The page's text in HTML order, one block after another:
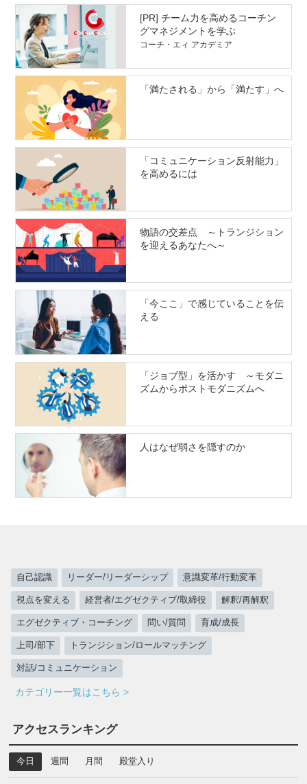
[PR] チーム力を高めるコーチン
グマネジメントを学ぶ
コーチ・エィ アカデミア
「満たされる」から「満たす」へ
「コミュニケーション反射能力」
を高めるには
物語の交差点 ～トランジション
を迎えるあなたへ～
「今ここ」で感じていることを伝
える
「ジョブ型」を活かす ～モダニ
ズムからポストモダニズムへ
人はなぜ弱さを隠すのか
自己認識 リーダー/リーダーシップ 意識変革/行動変革
視点を変える 経営者/エグゼクティブ/取締役 解釈/再解釈
エグゼクティブ・コーチング 問い/質問 育成/成長
上司/部下 トランジション/ロールマッチング
対話/コミュニケーション
カテゴリー一覧はこちら >
アクセスランキング
今日 週間 月間 殿堂入り